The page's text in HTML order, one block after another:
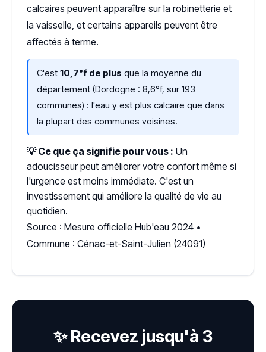
calcaires peuvent apparaître sur la robinetterie et
la vaisselle, et certains appareils peuvent être
affectés à terme.
C'est 10,7°f de plus que la moyenne du
département (Dordogne : 8,6°f, sur 193
communes) : l'eau y est plus calcaire que dans
la plupart des communes voisines.
💡 Ce que ça signifie pour vous : Un
adoucisseur peut améliorer votre confort même si
l'urgence est moins immédiate. C'est un
investissement qui améliore la qualité de vie au
quotidien.
Source : Mesure officielle Hub'eau 2024 •
Commune : Cénac-et-Saint-Julien (24091)
✨ Recevez jusqu'à 3